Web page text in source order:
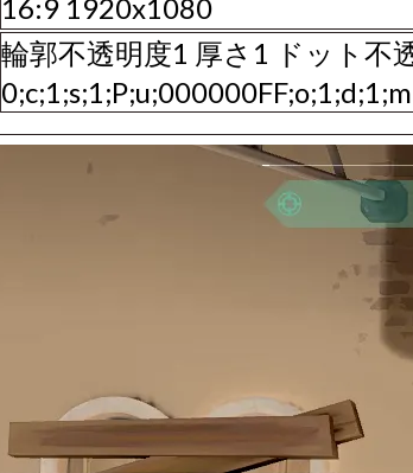
16:9 1920x1080
輪郭不透明度1 厚さ1 ドット不